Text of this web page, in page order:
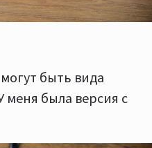
быть вида
была версия с